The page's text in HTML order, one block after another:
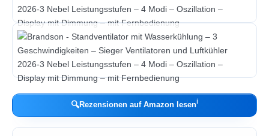
🔍Rezensionen auf Amazon lesenℹ︎